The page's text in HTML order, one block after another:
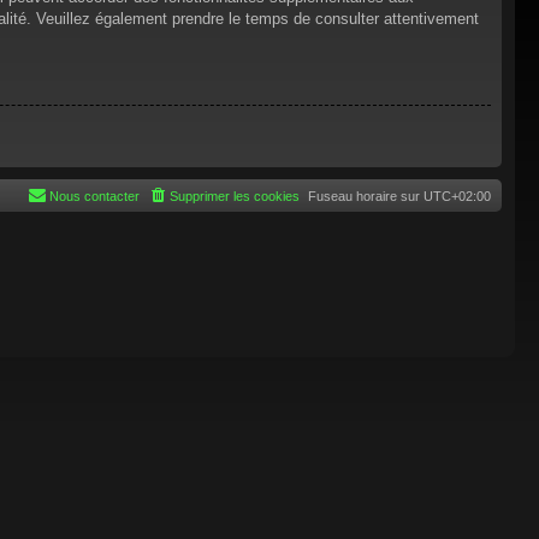
Veuillez également prendre le temps de consulter attentivement
Fuseau horaire sur UTC+02:00
Supprimer les cookies
Nous contacter